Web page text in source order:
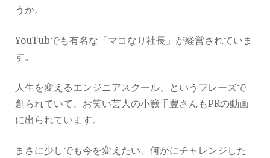
うか。
YouTubでも有名な「マコなり社長」が経営されていま
す。
人生を変えるエンジニアスクール、というフレーズで
創られていて、お笑い芸人の小籔千豊さんもPRの動画
に出られています。
まさに少しでも今を変えたい、何かにチャレンジした